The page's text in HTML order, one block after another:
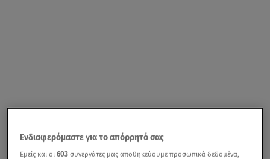
Ενδιαφερόμαστε για το απόρρητό σας
Εμείς και οι603 συνεργάτες μας αποθηκεύουμε προσωπικά δεδομένα,